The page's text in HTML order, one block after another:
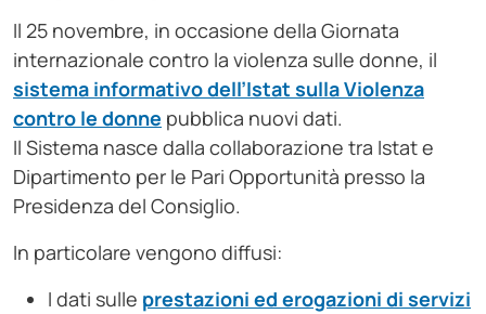
Il 25 novembre, in occasione della Giornata
internazionale contro la violenza sulle donne, il
sistema informativo dell’Istat sulla Violenza
contro le donne pubblica nuovi dati.
Il Sistema nasce dalla collaborazione tra Istat e
Dipartimento per le Pari Opportunità presso la
Presidenza del Consiglio.
In particolare vengono diffusi:
I dati sulle prestazioni ed erogazioni di servizi